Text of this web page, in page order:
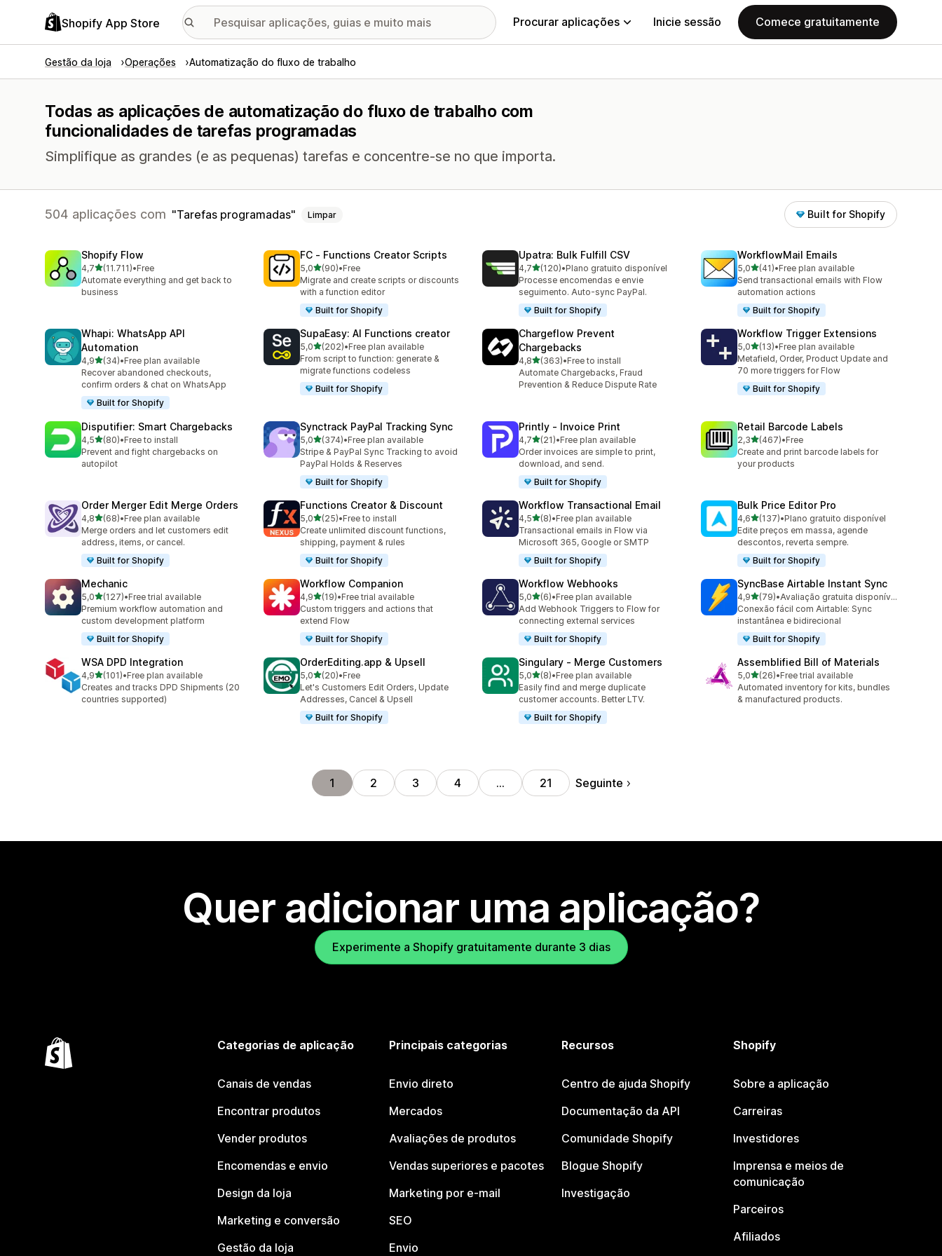
Shopify App Store Procurar aplicações Inicie sessão Comece gratuitamente
Gestão da loja Operações Automatização do fluxo de trabalho
Todas as aplicações de automatização do fluxo de trabalho com
funcionalidades de tarefas programadas
Simplifique as grandes (e as pequenas) tarefas e concentre-se no que importa.
504 aplicações com Tarefas programadas Limpar Built for Shopify
Shopify Flow
4,7de 5 estrelas
(11.711)
11711 total de avaliações
•Free
Automate everything and get back to
business
FC ‑ Functions Creator Scripts
5,0de 5 estrelas
(90)
90 total de avaliações
•Free
Migrate and create scripts or discounts
with a function editor
Built for Shopify
Upatra: Bulk Fulfill CSV
4,7de 5 estrelas
(120)
120 total de avaliações
•Plano gratuito disponível
Processe encomendas e envie
seguimento. Auto-sync PayPal.
Built for Shopify
WorkflowMail Emails
5,0de 5 estrelas
(41)
41 total de avaliações
•Free plan available
Send transactional emails with Flow
automation actions
Built for Shopify
Whapi: WhatsApp API
Automation
4,9de 5 estrelas
(34)
34 total de avaliações
•Free plan available
Recover abandoned checkouts,
confirm orders & chat on WhatsApp
Built for Shopify
SupaEasy: AI Functions creator
5,0de 5 estrelas
(202)
202 total de avaliações
•Free plan available
From script to function: generate &
migrate functions codeless
Built for Shopify
Chargeflow Prevent
Chargebacks
4,8de 5 estrelas
(363)
363 total de avaliações
•Free to install
Automate Chargebacks, Fraud
Prevention & Reduce Dispute Rate
Workflow Trigger Extensions
5,0de 5 estrelas
(13)
13 total de avaliações
•Free plan available
Metafield, Order, Product Update and
70 more triggers for Flow
Built for Shopify
Disputifier: Smart Chargebacks
4,5de 5 estrelas
(80)
80 total de avaliações
•Free to install
Prevent and fight chargebacks on
autopilot
Synctrack PayPal Tracking Sync
5,0de 5 estrelas
(374)
374 total de avaliações
•Free plan available
Stripe & PayPal Sync Tracking to avoid
PayPal Holds & Reserves
Built for Shopify
Printly ‑ Invoice Print
4,7de 5 estrelas
(21)
21 total de avaliações
•Free plan available
Order invoices are simple to print,
download, and send.
Built for Shopify
Retail Barcode Labels
2,3de 5 estrelas
(467)
467 total de avaliações
•Free
Create and print barcode labels for
your products
Order Merger Edit Merge Orders
4,8de 5 estrelas
(68)
68 total de avaliações
•Free plan available
Merge orders and let customers edit
address, items, or cancel.
Built for Shopify
Functions Creator & Discount
5,0de 5 estrelas
(25)
25 total de avaliações
•Free to install
Create unlimited discount functions,
shipping, payment & rules
Built for Shopify
Workflow Transactional Email
4,5de 5 estrelas
(8)
8 total de avaliações
•Free plan available
Transactional emails in Flow via
Microsoft 365, Google or SMTP
Built for Shopify
Bulk Price Editor Pro
4,6de 5 estrelas
(137)
137 total de avaliações
•Plano gratuito disponível
Edite preços em massa, agende
descontos, reverta sempre.
Built for Shopify
Mechanic
5,0de 5 estrelas
(127)
127 total de avaliações
•Free trial available
Premium workflow automation and
custom development platform
Built for Shopify
Workflow Companion
4,9de 5 estrelas
(19)
19 total de avaliações
•Free trial available
Custom triggers and actions that
extend Flow
Built for Shopify
Workflow Webhooks
5,0de 5 estrelas
(6)
6 total de avaliações
•Free plan available
Add Webhook Triggers to Flow for
connecting external services
Built for Shopify
SyncBase Airtable Instant Sync
4,9de 5 estrelas
(79)
79 total de avaliações
•
Avaliação gratuita disponível
Conexão fácil com Airtable: Sync
instantânea e bidirecional
Built for Shopify
WSA DPD Integration
4,9de 5 estrelas
(101)
101 total de avaliações
•Free plan available
Creates and tracks DPD Shipments (20
countries supported)
OrderEditing.app & Upsell
5,0de 5 estrelas
(20)
20 total de avaliações
•Free
Let's Customers Edit Orders, Update
Addresses, Cancel & Upsell
Built for Shopify
Singulary ‑ Merge Customers
5,0de 5 estrelas
(8)
8 total de avaliações
•Free plan available
Easily find and merge duplicate
customer accounts. Better LTV.
Built for Shopify
Assemblified Bill of Materials
5,0de 5 estrelas
(26)
26 total de avaliações
•Free trial available
Automated inventory for kits, bundles
& manufactured products.
1 2 3 4 … 21 Seguinte
Quer adicionar uma aplicação?
Experimente a Shopify gratuitamente durante 3 dias
Categorias de aplicação
Canais de vendas
Encontrar produtos
Vender produtos
Encomendas e envio
Design da loja
Marketing e conversão
Gestão da loja
Principais categorias
Envio direto
Mercados
Avaliações de produtos
Vendas superiores e pacotes
Marketing por e-mail
SEO
Envio
Recursos
Centro de ajuda Shopify
Documentação da API
Comunidade Shopify
Blogue Shopify
Investigação
Shopify
Sobre a aplicação
Carreiras
Investidores
Imprensa e meios de
comunicação
Parceiros
Afiliados